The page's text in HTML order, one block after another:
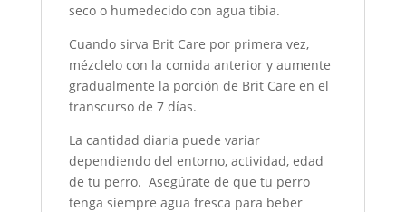
seco o humedecido con agua tibia.
Cuando sirva Brit Care por primera vez,
mézclelo con la comida anterior y aumente
gradualmente la porción de Brit Care en el
transcurso de 7 días.
La cantidad diaria puede variar
dependiendo del entorno, actividad, edad
de tu perro. Asegúrate de que tu perro
tenga siempre agua fresca para beber